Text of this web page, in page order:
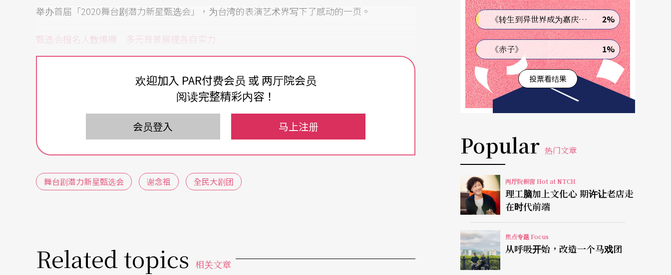
举办首届「2020舞台剧潜力新星甄选会」，为台湾的表演艺术界写下了感动的一页。
甄选会报名人数爆棚 多元背景展现各自实力
厂、杨景翔演剧团、绿光剧团、疯戏乐工作室等七团队共同办理，分戏剧、音乐剧、舞蹈、歌
唱、儿童演员等五大类别进行评比。四月份释出消息后，吸引八百多人报名参加初选，最后选出
卅九人于五月六日在国家戏剧院大舞台进行决选。
依甄选要点，竞演者需呈现一段三分钟表演，不限风格、曲风，可以自创或是经典。演出完毕，
第一次，有心观摩实务的表演团队、关心甄选者的亲朋好友，以及想见识甄选场面的艺文界朋友
整个甄选过程，让我们看到台湾强大的表演能量。决选者背景多元，有剧场创作人、在纽约学习
戏剧与音乐的学生，百老汇音乐剧演员，还有保加利亚芭蕾舞团舞者、韩国交换学生，连歌手高
欢迎加入 PAR付费会员 或 两厅院会员
阅读完整精彩内容！
会员登入 马上注册
舞台剧潜力新星甄选会 谢念祖 全民大剧团
Related topics 相关文章
《转生到异世界成为嘉庆君—发现我的祖先是诈骗集团!?》 2%
《赤子》 1%
投票看结果
Popular 热门文章
两厅院橱窗 Hot at NTCH
理工脑加上文化心 期许让老店走
在时代前端
焦点专题 Focus
从呼吸开始，改造一个马戏团